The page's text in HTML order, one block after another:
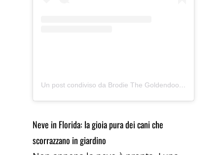
Un post condiviso da Brodie The Goldendoodle (@brodiethatdood)
Neve in Florida: la gioia pura dei cani che
scorrazzano in giardino